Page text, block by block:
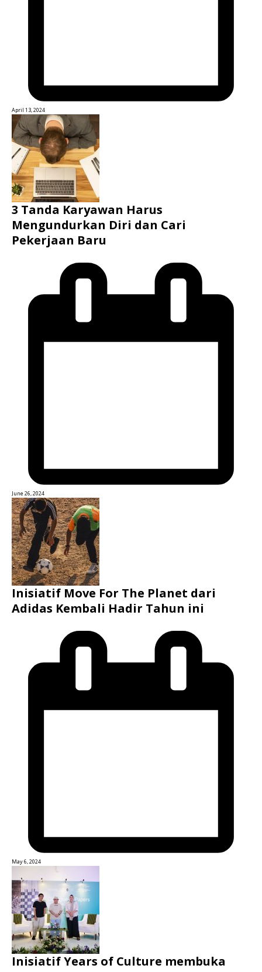
April 13, 2024
3 Tanda Karyawan Harus
Mengundurkan Diri dan Cari
Pekerjaan Baru
June 26, 2024
Inisiatif Move For The Planet dari
Adidas Kembali Hadir Tahun ini
May 6, 2024
Inisiatif Years of Culture membuka